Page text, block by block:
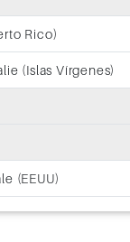
Rico)
(Islas Vírgenes)
(EEUU)